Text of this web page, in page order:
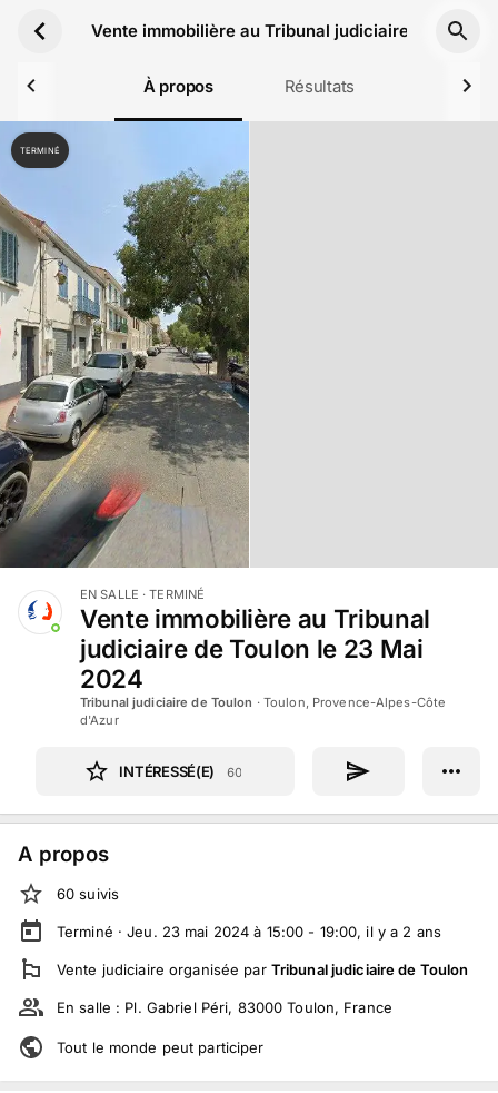
Vente immobilière au Tribunal judiciaire de
À propos Résultats
TERMINÉ
EN SALLE · TERMINÉ
Vente immobilière au Tribunal
judiciaire de Toulon le 23 Mai
2024
Tribunal judiciaire de Toulon · Toulon, Provence-Alpes-Côte
d'Azur
INTÉRESSÉ(E) 60
A propos
60 suivis
Terminé ·Jeu. 23 mai 2024 à 15:00 - 19:00, il y a 2 ans
Vente judiciaire organisée par Tribunal judiciaire de Toulon
En salle : Pl. Gabriel Péri, 83000 Toulon, France
Tout le monde peut participer